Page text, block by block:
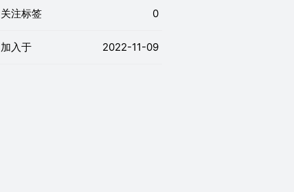
关注标签 0
加入于 2022-11-09